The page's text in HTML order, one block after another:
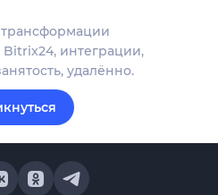
интеграции,
удалённо.